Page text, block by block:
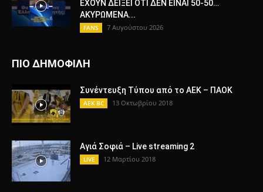
ΕΧΟΥΝ ΔΕΙΞΕΙ ΟΤΙ ΔΕΝ ΕΙΝΑΙ 50-50…
ΑΚΥΡΩΜΕΝΑ...
FANS 7 Αυγούστου 2026
ΠΙΟ ΔΗΜΟΦΙΛΗ
Συνέντευξη Τύπου από το ΑΕΚ – ΠΑΟΚ
AEK BC 13 Οκτωβρίου 2018
Αγιά Σοφιά – Live streaming 2
LIVE 12 Μαρτίου 2018